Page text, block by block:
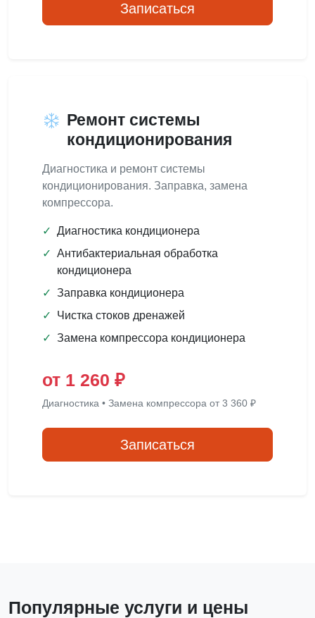
Записаться
Ремонт системы
кондиционирования
Диагностика и ремонт системы
кондиционирования. Заправка, замена
компрессора.
✓ Диагностика кондиционера
✓ Антибактериальная обработка
кондиционера
✓ Заправка кондиционера
✓
Чистка стоков дренажей
✓ Замена компрессора кондиционера
от 1 260 ₽
Диагностика • Замена компрессора от 3 360 ₽
Записаться
Популярные услуги и цены